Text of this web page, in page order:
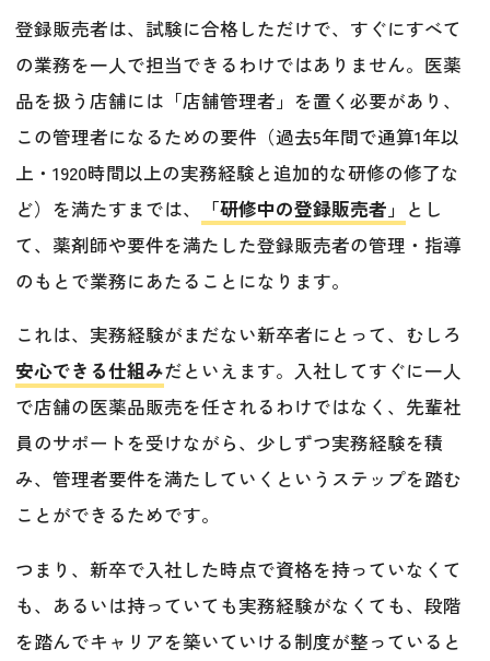
登録販売者は、試験に合格しただけで、すぐにすべて
の業務を一人で担当できるわけではありません。医薬
品を扱う店舗には「店舗管理者」を置く必要があり、
この管理者になるための要件（過去5年間で通算1年以
上・1920時間以上の実務経験と追加的な研修の修了な
ど）を満たすまでは、
「研修中の登録販売者」 とし
て、薬剤師や要件を満たした登録販売者の管理・指導
のもとで業務にあたることになります。
これは、実務経験がまだない新卒者にとって、むしろ
安心できる仕組みだといえます。入社してすぐに一人
で店舗の医薬品販売を任されるわけではなく、先輩社
員のサポートを受けながら、少しずつ実務経験を積
み、管理者要件を満たしていくというステップを踏む
ことができるためです。
つまり、新卒で入社した時点で資格を持っていなくて
も、あるいは持っていても実務経験がなくても、段階
を踏んでキャリアを築いていける制度が整っていると